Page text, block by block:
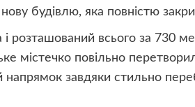
будівлю, яка повністю
розташований всього за 730
містечко повільно
завдяки стильно